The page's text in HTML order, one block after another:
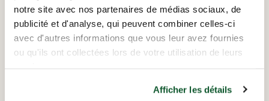
notre site avec nos partenaires de médias sociaux, de
publicité et d'analyse, qui peuvent combiner celles-ci
avec d'autres informations que vous leur avez fournies
ou qu'ils ont collectées lors de votre utilisation de leurs
Afficher les détails